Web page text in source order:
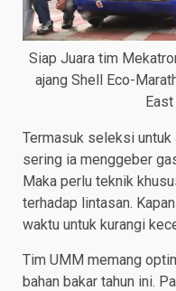
Siap Juara tim
ajang Shell Eco-
Termasuk seleksi untuk
sering ia menggeber
Maka perlu teknik
terhadap lintasan.
waktu untuk kurangi
Tim UMM memang
bahan bakar tahun ini.